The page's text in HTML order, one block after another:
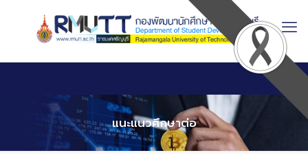
แนะแนวศึกษาต่อ